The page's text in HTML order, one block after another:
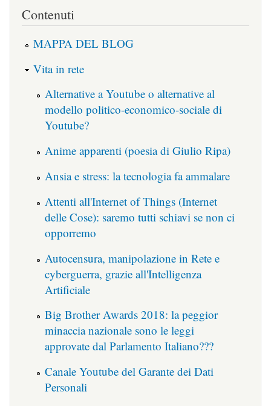
Contenuti
MAPPA DEL BLOG
Vita in rete
Alternative a Youtube o alternative al
modello politico-economico-sociale di
Youtube?
Anime apparenti (poesia di Giulio Ripa)
Ansia e stress: la tecnologia fa ammalare
Attenti all'Internet of Things (Internet
delle Cose): saremo tutti schiavi se non ci
opporremo
Autocensura, manipolazione in Rete e
cyberguerra, grazie all'Intelligenza
Artificiale
Big Brother Awards 2018: la peggior
minaccia nazionale sono le leggi
approvate dal Parlamento Italiano???
Canale Youtube del Garante dei Dati
Personali